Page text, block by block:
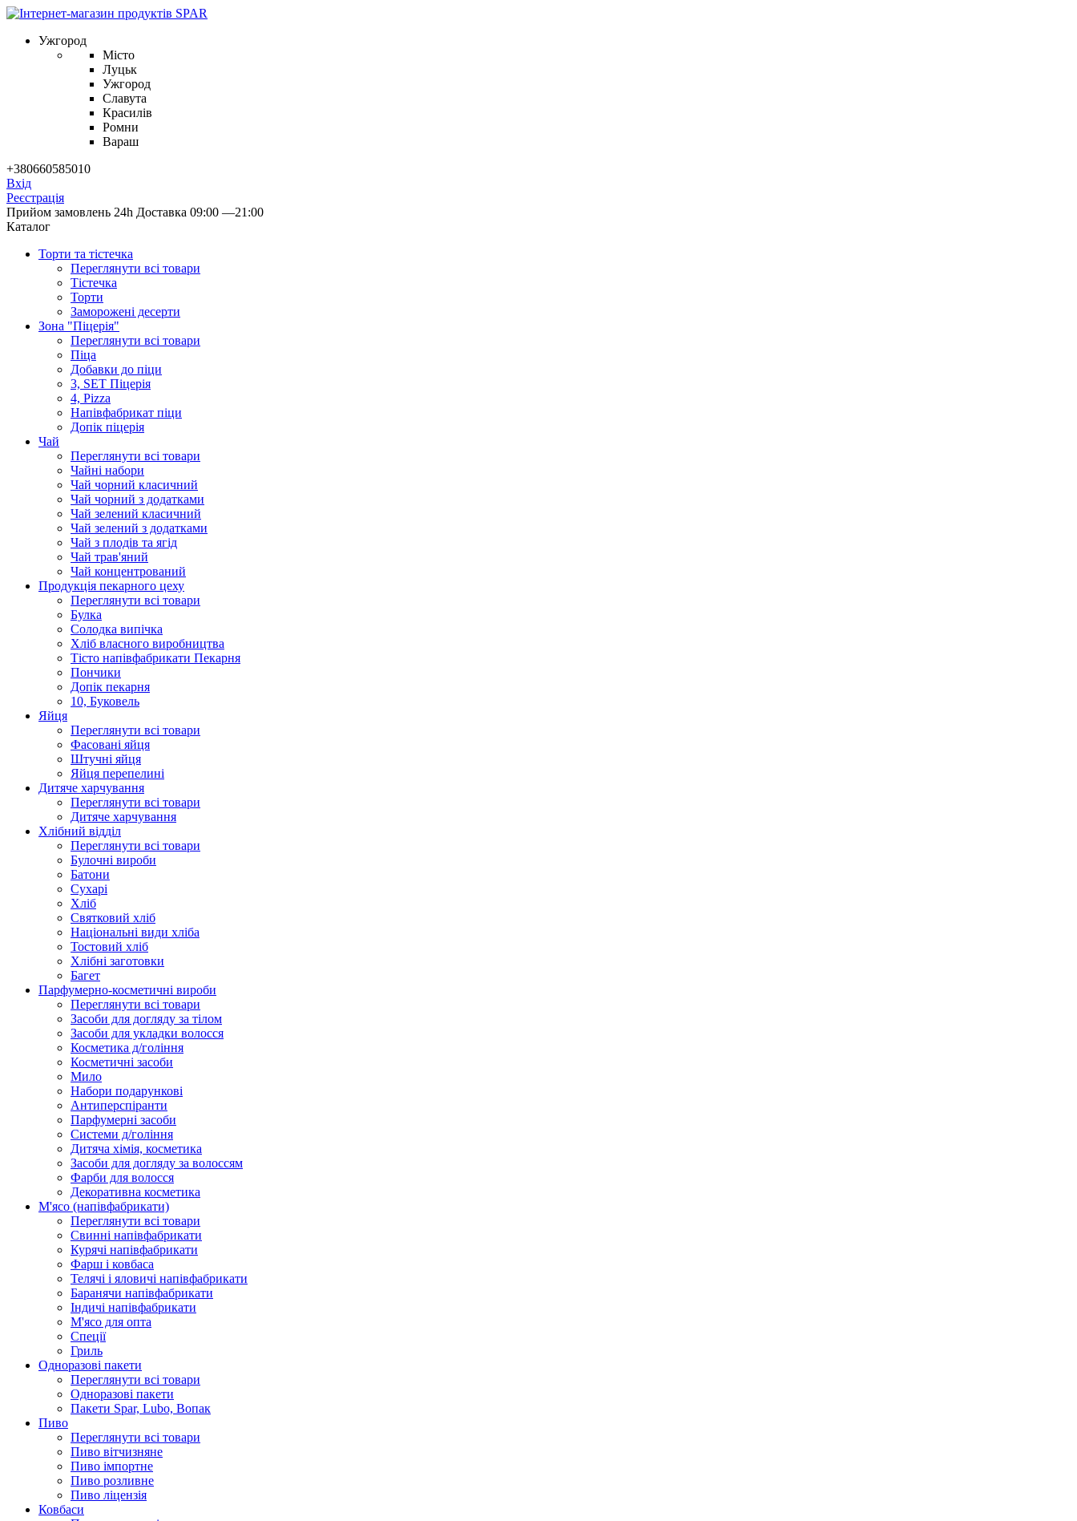
Ужгород
Місто
Луцьк
Ужгород
Славута
Красилів
Ромни
Вараш
+380660585010
Вхід
Реєстрація
Прийом замовлень 24h Доставка 09:00 —21:00
Каталог
Торти та тістечка
Переглянути всі товари
Тістечка
Торти
Заморожені десерти
Зона "Піцерія"
Переглянути всі товари
Піца
Добавки до піци
3, SET Піцерія
4, Pizza
Напівфабрикат піци
Допік піцерія
Чай
Переглянути всі товари
Чайні набори
Чай чорний класичний
Чай чорний з додатками
Чай зелений класичний
Чай зелений з додатками
Чай з плодів та ягід
Чай трав'яний
Чай концентрований
Продукцiя пекарного цеху
Переглянути всі товари
Булка
Солодка випiчка
Хлiб власного виробництва
Тiсто напiвфабрикати Пекарня
Пончики
Допік пекарня
10, Буковель
Яйця
Переглянути всі товари
Фасовані яйця
Штучні яйця
Яйця перепелині
Дитяче харчування
Переглянути всі товари
Дитяче харчування
Хлібний відділ
Переглянути всі товари
Булочні вироби
Батони
Сухарі
Хліб
Святковий хліб
Національні види хліба
Тостовий хліб
Хлібні заготовки
Багет
Парфумерно-косметичні вироби
Переглянути всі товари
Засоби для догляду за тілом
Засоби для укладки волосся
Косметика д/гоління
Косметичні засоби
Мило
Набори подарункові
Антиперспіранти
Парфумерні засоби
Системи д/гоління
Дитяча хімія, косметика
Засоби для догляду за волоссям
Фарби для волосся
Декоративна косметика
М'ясо (напiвфабрикати)
Переглянути всі товари
Свиннi напiвфабрикати
Курячi напiвфабрикати
Фарш i ковбаса
Телячi i яловичi напiвфабрикати
Баранячи напiвфабрикати
Iндичi напiвфабрикати
М'ясо для опта
Спеції
Гриль
Одноразові пакети
Переглянути всі товари
Одноразові пакети
Пакети Spar, Lubo, Вопак
Пиво
Переглянути всі товари
Пиво вітчизняне
Пиво імпортне
Пиво розливне
Пиво ліцензія
Ковбаси